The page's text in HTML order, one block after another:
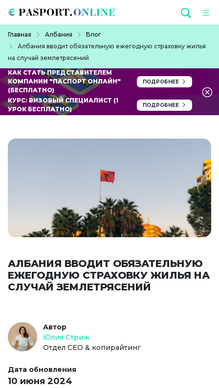
Строка навигации
Главная Албания
Блог
Албания вводит обязательную ежегодную страховку жилья
на случай землетрясений
КАК СТАТЬ ПРЕДСТАВИТЕЛЕМ
КОМПАНИИ "ПАСПОРТ ОНЛАЙН"
(БЕСПЛАТНО)
ПОДРОБНЕЕ
КУРС: ВИЗОВЫЙ СПЕЦИАЛИСТ (1
УРОК БЕСПЛАТНО)
ПОДРОБНЕЕ
АЛБАНИЯ ВВОДИТ ОБЯЗАТЕЛЬНУЮ
ЕЖЕГОДНУЮ СТРАХОВКУ ЖИЛЬЯ НА
СЛУЧАЙ ЗЕМЛЕТРЯСЕНИЙ
Автор
Юлия Стриж
Отдел СЕО & копирайтинг
Дата обновления
10 июня 2024